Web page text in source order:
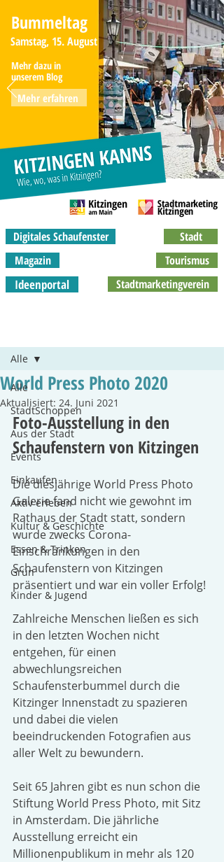
Bummeltag
Samstag, 15. August
Mehr dazu in
unserem Blog
Mehr erfahren
Stadt
Digitales Schaufenster
Magazin
Ideenportal
Tourismus
Stadtmarketingverein
Alle
StadtSchoppen
Aus der Stadt
Events
Einkaufen
Aktiv erleben
Kultur & Geschichte
Essen & Trinken
Grün
Kinder & Jugend
Alle
World Press Photo 2020
Aktualisiert: 24. Juni 2021
Foto-Ausstellung in den
Schaufenstern von Kitzingen
Die diesjährige World Press Photo
Galerie fand nicht wie gewohnt im
Rathaus der Stadt statt, sondern
wurde zwecks Corona-
Einschränkungen in den
Schaufenstern von Kitzingen
präsentiert und war ein voller Erfolg!
Zahlreiche Menschen ließen es sich
in den letzten Wochen nicht
entgehen, für einen
abwechlungsreichen
Schaufensterbummel durch die
Kitzinger Innenstadt zu spazieren
und dabei die vielen
beeindruckenden Fotografien aus
aller Welt zu bewundern.
Seit 65 Jahren gibt es nun schon die
Stiftung World Press Photo, mit Sitz
in Amsterdam. Die jährliche
Ausstellung erreicht ein
Millionenpublikum in mehr als 120